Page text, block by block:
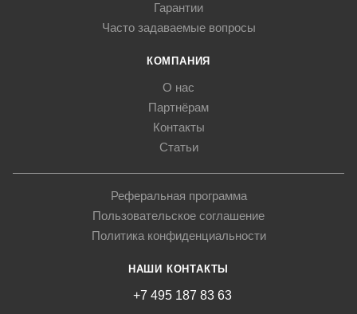
Гарантии
Часто задаваемые вопросы
КОМПАНИЯ
О нас
Партнёрам
Контакты
Статьи
Реферальная программа
Пользовательское соглашение
Политика конфиденциальности
НАШИ КОНТАКТЫ
+7 495 187 83 63